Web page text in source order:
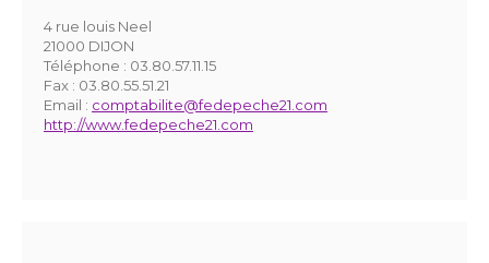
4 rue louis Neel
21000 DIJON
Téléphone : 03.80.57.11.15
Fax : 03.80.55.51.21
Email : comptabilite@fedepeche21.com
http://www.fedepeche21.com